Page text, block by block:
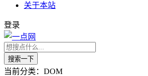
关于本站
登录
搜索一下
当前分类：DOM